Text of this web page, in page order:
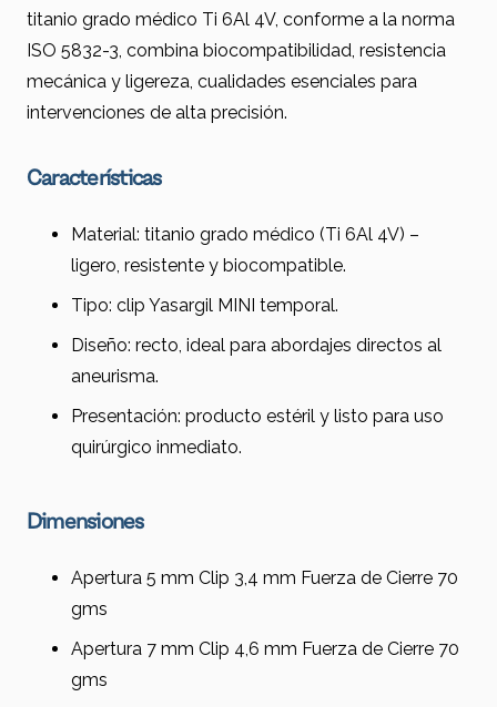
titanio grado médico Ti 6Al 4V, conforme a la norma
ISO 5832-3, combina biocompatibilidad, resistencia
mecánica y ligereza, cualidades esenciales para
intervenciones de alta precisión.
Características
Material: titanio grado médico (Ti 6Al 4V) –
ligero, resistente y biocompatible.
Tipo: clip Yasargil MINI temporal.
Diseño: recto, ideal para abordajes directos al
aneurisma.
Presentación: producto estéril y listo para uso
quirúrgico inmediato.
Dimensiones
Apertura 5 mm Clip 3,4 mm Fuerza de Cierre 70
gms
Apertura 7 mm Clip 4,6 mm Fuerza de Cierre 70
gms